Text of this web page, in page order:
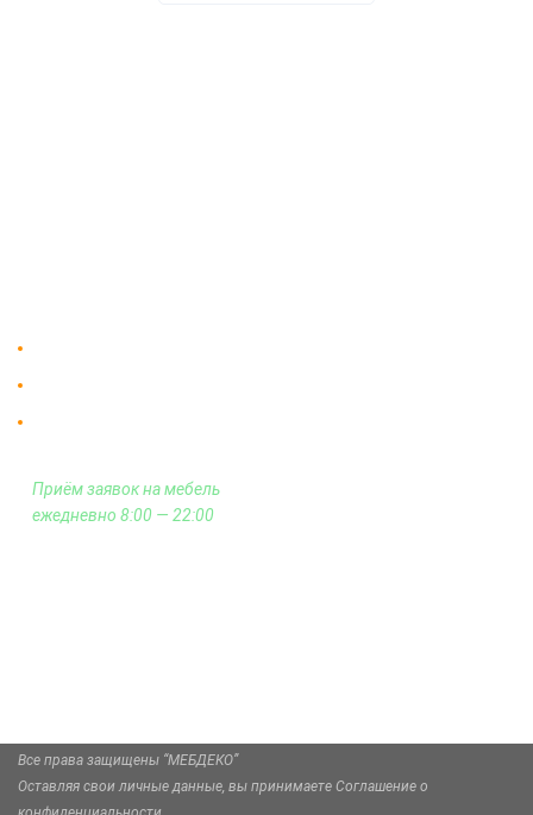
Приём заявок на мебель
ежедневно 8:00 — 22:00
Все права защищены “МЕБДЕКО”
Оставляя свои личные данные, вы принимаете Соглашение о